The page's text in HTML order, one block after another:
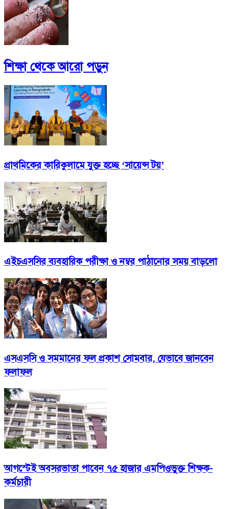
শিক্ষাথেকে আরো পড়ুন
প্রাথমিকের কারিকুলামে যুক্ত হচ্ছে ‘সায়েন্স টয়’
এইচএসসির ব্যবহারিক পরীক্ষা ও নম্বর পাঠানোর সময় বাড়লো
এসএসসি ও সমমানের ফল প্রকাশ সোমবার, যেভাবে জানবেন
ফলাফল
আগস্টেই অবসরভাতা পাবেন ৭৫ হাজার এমপিওভুক্ত শিক্ষক-
কর্মচারী